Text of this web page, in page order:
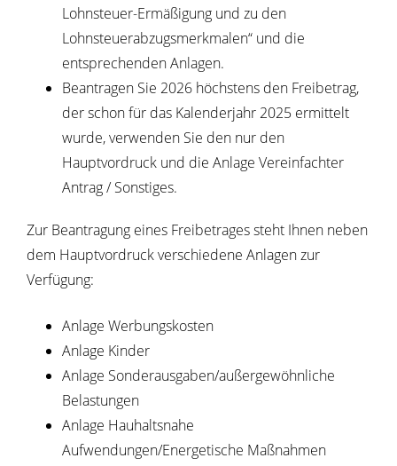
Lohnsteuer-Ermäßigung und zu den
Lohnsteuerabzugsmerkmalen“ und die
entsprechenden Anlagen.
Beantragen Sie 2026 höchstens den Freibetrag,
der schon für das Kalenderjahr 2025 ermittelt
wurde, verwenden Sie den nur den
Hauptvordruck und die Anlage Vereinfachter
Antrag / Sonstiges.
Zur Beantragung eines Freibetrages steht Ihnen neben
dem Hauptvordruck verschiedene Anlagen zur
Verfügung:
Anlage Werbungskosten
Anlage Kinder
Anlage Sonderausgaben/außergewöhnliche
Belastungen
Anlage Hauhaltsnahe
Aufwendungen/Energetische Maßnahmen